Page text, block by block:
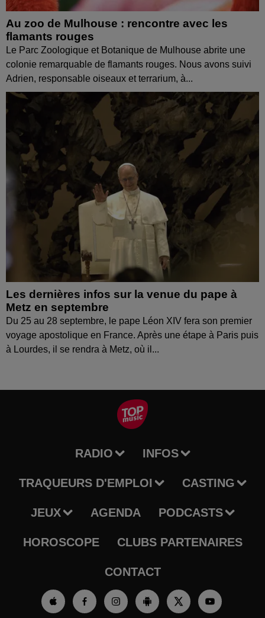
Au zoo de Mulhouse : rencontre avec les
flamants rouges
Le Parc Zoologique et Botanique de Mulhouse abrite une
colonie remarquable de flamants rouges. Nous avons suivi
Adrien, responsable oiseaux et terrarium, à...
Les dernières infos sur la venue du pape à
Metz en septembre
Du 25 au 28 septembre, le pape Léon XIV fera son premier
voyage apostolique en France. Après une étape à Paris puis
à Lourdes, il se rendra à Metz, où il...
RADIO INFOS
TRAQUEURS D'EMPLOI CASTING
JEUX AGENDA PODCASTS
HOROSCOPE CLUBS PARTENAIRES
CONTACT